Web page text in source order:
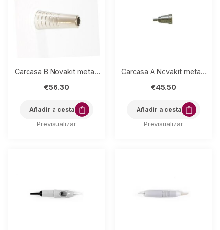
Añadir a cesta
Previsualizar
Carcasa B Novakit metal (1 ud.)
€56.30
Añadir a cesta
Previsualizar
Carcasa A Novakit metal (1 ud.)
€45.50